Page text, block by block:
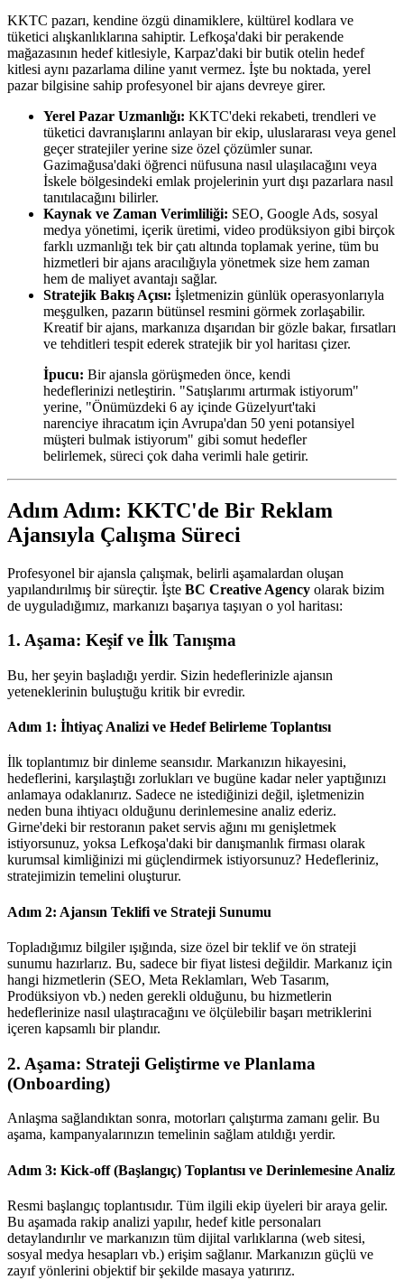
KKTC pazarı, kendine özgü dinamiklere, kültürel kodlara ve
tüketici alışkanlıklarına sahiptir. Lefkoşa'daki bir perakende
mağazasının hedef kitlesiyle, Karpaz'daki bir butik otelin hedef
kitlesi aynı pazarlama diline yanıt vermez. İşte bu noktada, yerel
pazar bilgisine sahip profesyonel bir ajans devreye girer.
Yerel Pazar Uzmanlığı: KKTC'deki rekabeti, trendleri ve
tüketici davranışlarını anlayan bir ekip, uluslararası veya genel
geçer stratejiler yerine size özel çözümler sunar.
Gazimağusa'daki öğrenci nüfusuna nasıl ulaşılacağını veya
İskele bölgesindeki emlak projelerinin yurt dışı pazarlara nasıl
tanıtılacağını bilirler.
Kaynak ve Zaman Verimliliği: SEO, Google Ads, sosyal
medya yönetimi, içerik üretimi, video prodüksiyon gibi birçok
farklı uzmanlığı tek bir çatı altında toplamak yerine, tüm bu
hizmetleri bir ajans aracılığıyla yönetmek size hem zaman
hem de maliyet avantajı sağlar.
Stratejik Bakış Açısı: İşletmenizin günlük operasyonlarıyla
meşgulken, pazarın bütünsel resmini görmek zorlaşabilir.
Kreatif bir ajans, markanıza dışarıdan bir gözle bakar, fırsatları
ve tehditleri tespit ederek stratejik bir yol haritası çizer.
İpucu: Bir ajansla görüşmeden önce, kendi
hedeflerinizi netleştirin. "Satışlarımı artırmak istiyorum"
yerine, "Önümüzdeki 6 ay içinde Güzelyurt'taki
narenciye ihracatım için Avrupa'dan 50 yeni potansiyel
müşteri bulmak istiyorum" gibi somut hedefler
belirlemek, süreci çok daha verimli hale getirir.
Adım Adım: KKTC'de Bir Reklam
Ajansıyla Çalışma Süreci
Profesyonel bir ajansla çalışmak, belirli aşamalardan oluşan
yapılandırılmış bir süreçtir. İşte BC Creative Agency olarak bizim
de uyguladığımız, markanızı başarıya taşıyan o yol haritası:
1. Aşama: Keşif ve İlk Tanışma
Bu, her şeyin başladığı yerdir. Sizin hedeflerinizle ajansın
yeteneklerinin buluştuğu kritik bir evredir.
Adım 1: İhtiyaç Analizi ve Hedef Belirleme Toplantısı
İlk toplantımız bir dinleme seansıdır. Markanızın hikayesini,
hedeflerini, karşılaştığı zorlukları ve bugüne kadar neler yaptığınızı
anlamaya odaklanırız. Sadece ne istediğinizi değil, işletmenizin
neden buna ihtiyacı olduğunu derinlemesine analiz ederiz.
Girne'deki bir restoranın paket servis ağını mı genişletmek
istiyorsunuz, yoksa Lefkoşa'daki bir danışmanlık firması olarak
kurumsal kimliğinizi mi güçlendirmek istiyorsunuz? Hedefleriniz,
stratejimizin temelini oluşturur.
Adım 2: Ajansın Teklifi ve Strateji Sunumu
Topladığımız bilgiler ışığında, size özel bir teklif ve ön strateji
sunumu hazırlarız. Bu, sadece bir fiyat listesi değildir. Markanız için
hangi hizmetlerin (SEO, Meta Reklamları, Web Tasarım,
Prodüksiyon vb.) neden gerekli olduğunu, bu hizmetlerin
hedeflerinize nasıl ulaştıracağını ve ölçülebilir başarı metriklerini
içeren kapsamlı bir plandır.
2. Aşama: Strateji Geliştirme ve Planlama
(Onboarding)
Anlaşma sağlandıktan sonra, motorları çalıştırma zamanı gelir. Bu
aşama, kampanyalarınızın temelinin sağlam atıldığı yerdir.
Adım 3: Kick-off (Başlangıç) Toplantısı ve Derinlemesine Analiz
Resmi başlangıç toplantısıdır. Tüm ilgili ekip üyeleri bir araya gelir.
Bu aşamada rakip analizi yapılır, hedef kitle personaları
detaylandırılır ve markanızın tüm dijital varlıklarına (web sitesi,
sosyal medya hesapları vb.) erişim sağlanır. Markanızın güçlü ve
zayıf yönlerini objektif bir şekilde masaya yatırırız.